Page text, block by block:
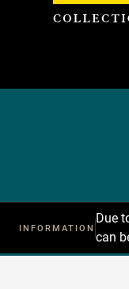
INFORMATION
Due
can
Recherche
Cookies management